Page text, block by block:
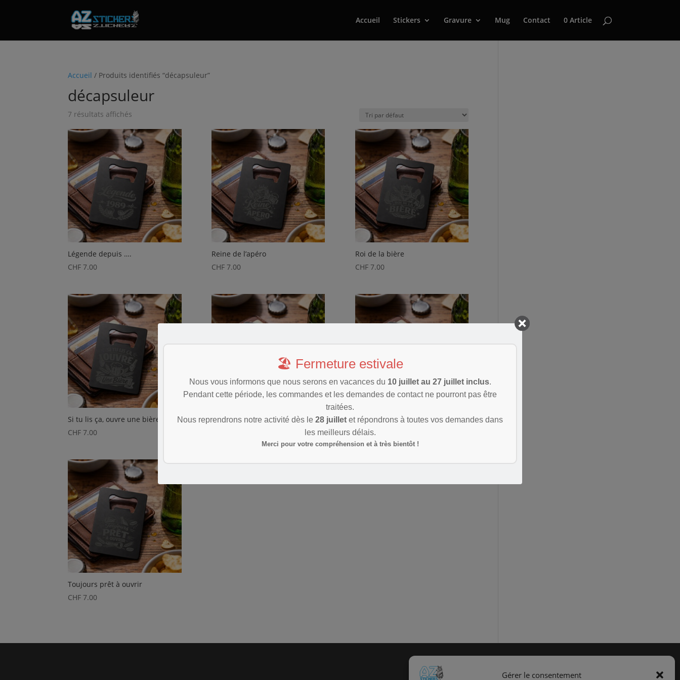
Gérer le consentement
Accueil Stickers Gravure Mug Contact 0 Article
Accueil / Produits identifiés “décapsuleur”
décapsuleur
7 résultats affichés
Légende depuis ….
CHF 7.00
Reine de l’apéro
CHF7.00
Roi de la bière
CHF7.00
Si tu lis ça, ouvre une bière
CHF 7.00
Super maman de l’apéro
Super papa de l’apéro
CHF7.00
Toujours prêt à ouvrir
CHF 7.00
🏖️ Fermeture estivale
Nous vous informons que nous serons en vacances du 10 juillet au 27 juillet inclus.
Pendant cette période, les commandes et les demandes de contact ne pourront pas être
traitées.
Nous reprendrons notre activité dès le 28 juillet et répondrons à toutes vos demandes dans
les meilleurs délais.
Merci pour votre compréhension et à très bientôt !